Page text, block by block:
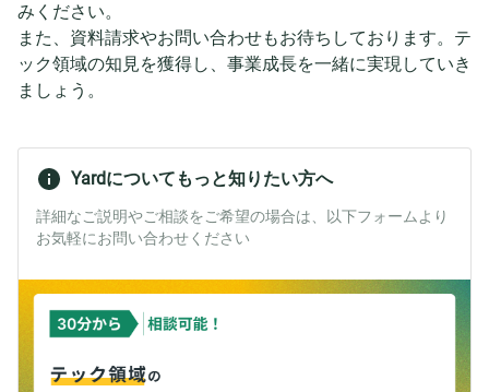
みください。
また、資料請求やお問い合わせもお待ちしております。テ
ック領域の知見を獲得し、事業成長を一緒に実現していき
ましょう。
Yardについてもっと知りたい方へ
詳細なご説明やご相談をご希望の場合は、以下フォームより
お気軽にお問い合わせください